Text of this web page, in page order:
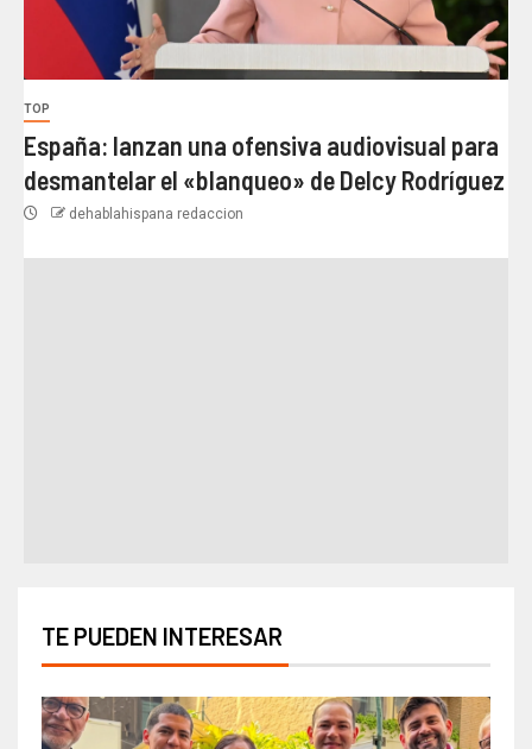
TOP
España: lanzan una ofensiva audiovisual para
desmantelar el «blanqueo» de Delcy Rodríguez
dehablahispana redaccion
TE PUEDEN INTERESAR